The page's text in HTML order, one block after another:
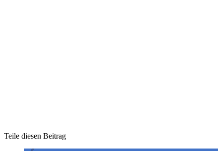
Teile diesen Beitrag